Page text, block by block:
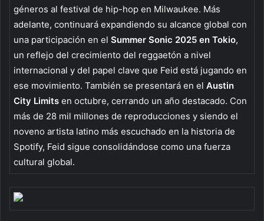
géneros al festival de hip-hop en Milwaukee. Más
adelante, continuará expandiendo su alcance global con
una participación en el Summer Sonic 2025 en Tokio,
un reflejo del crecimiento del reggaetón a nivel
internacional y del papel clave que Feid está jugando en
ese movimiento. También se presentará en el Austin
City Limits en octubre, cerrando un año destacado. Con
más de 28 mil millones de reproducciones y siendo el
noveno artista latino más escuchado en la historia de
Spotify, Feid sigue consolidándose como una fuerza
cultural global.